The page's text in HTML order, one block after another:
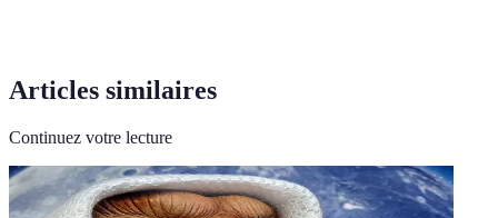
Articles similaires
Continuez votre lecture